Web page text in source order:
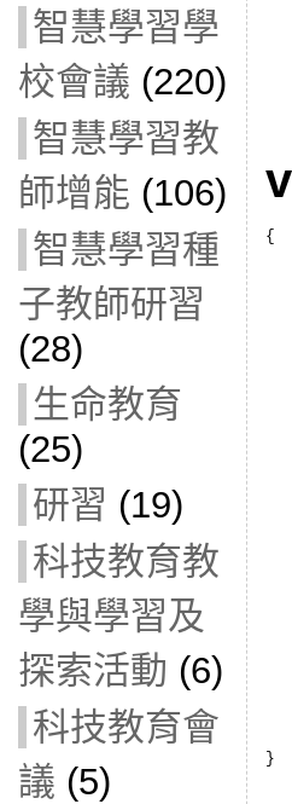
智慧學習學
校會議 (220)
智慧學習教
師增能 (106)
智慧學習種
子教師研習
(28)
生命教育
(25)
研習 (19)
科技教育教
學與學習及
探索活動 (6)
科技教育會
議 (5)
{
}